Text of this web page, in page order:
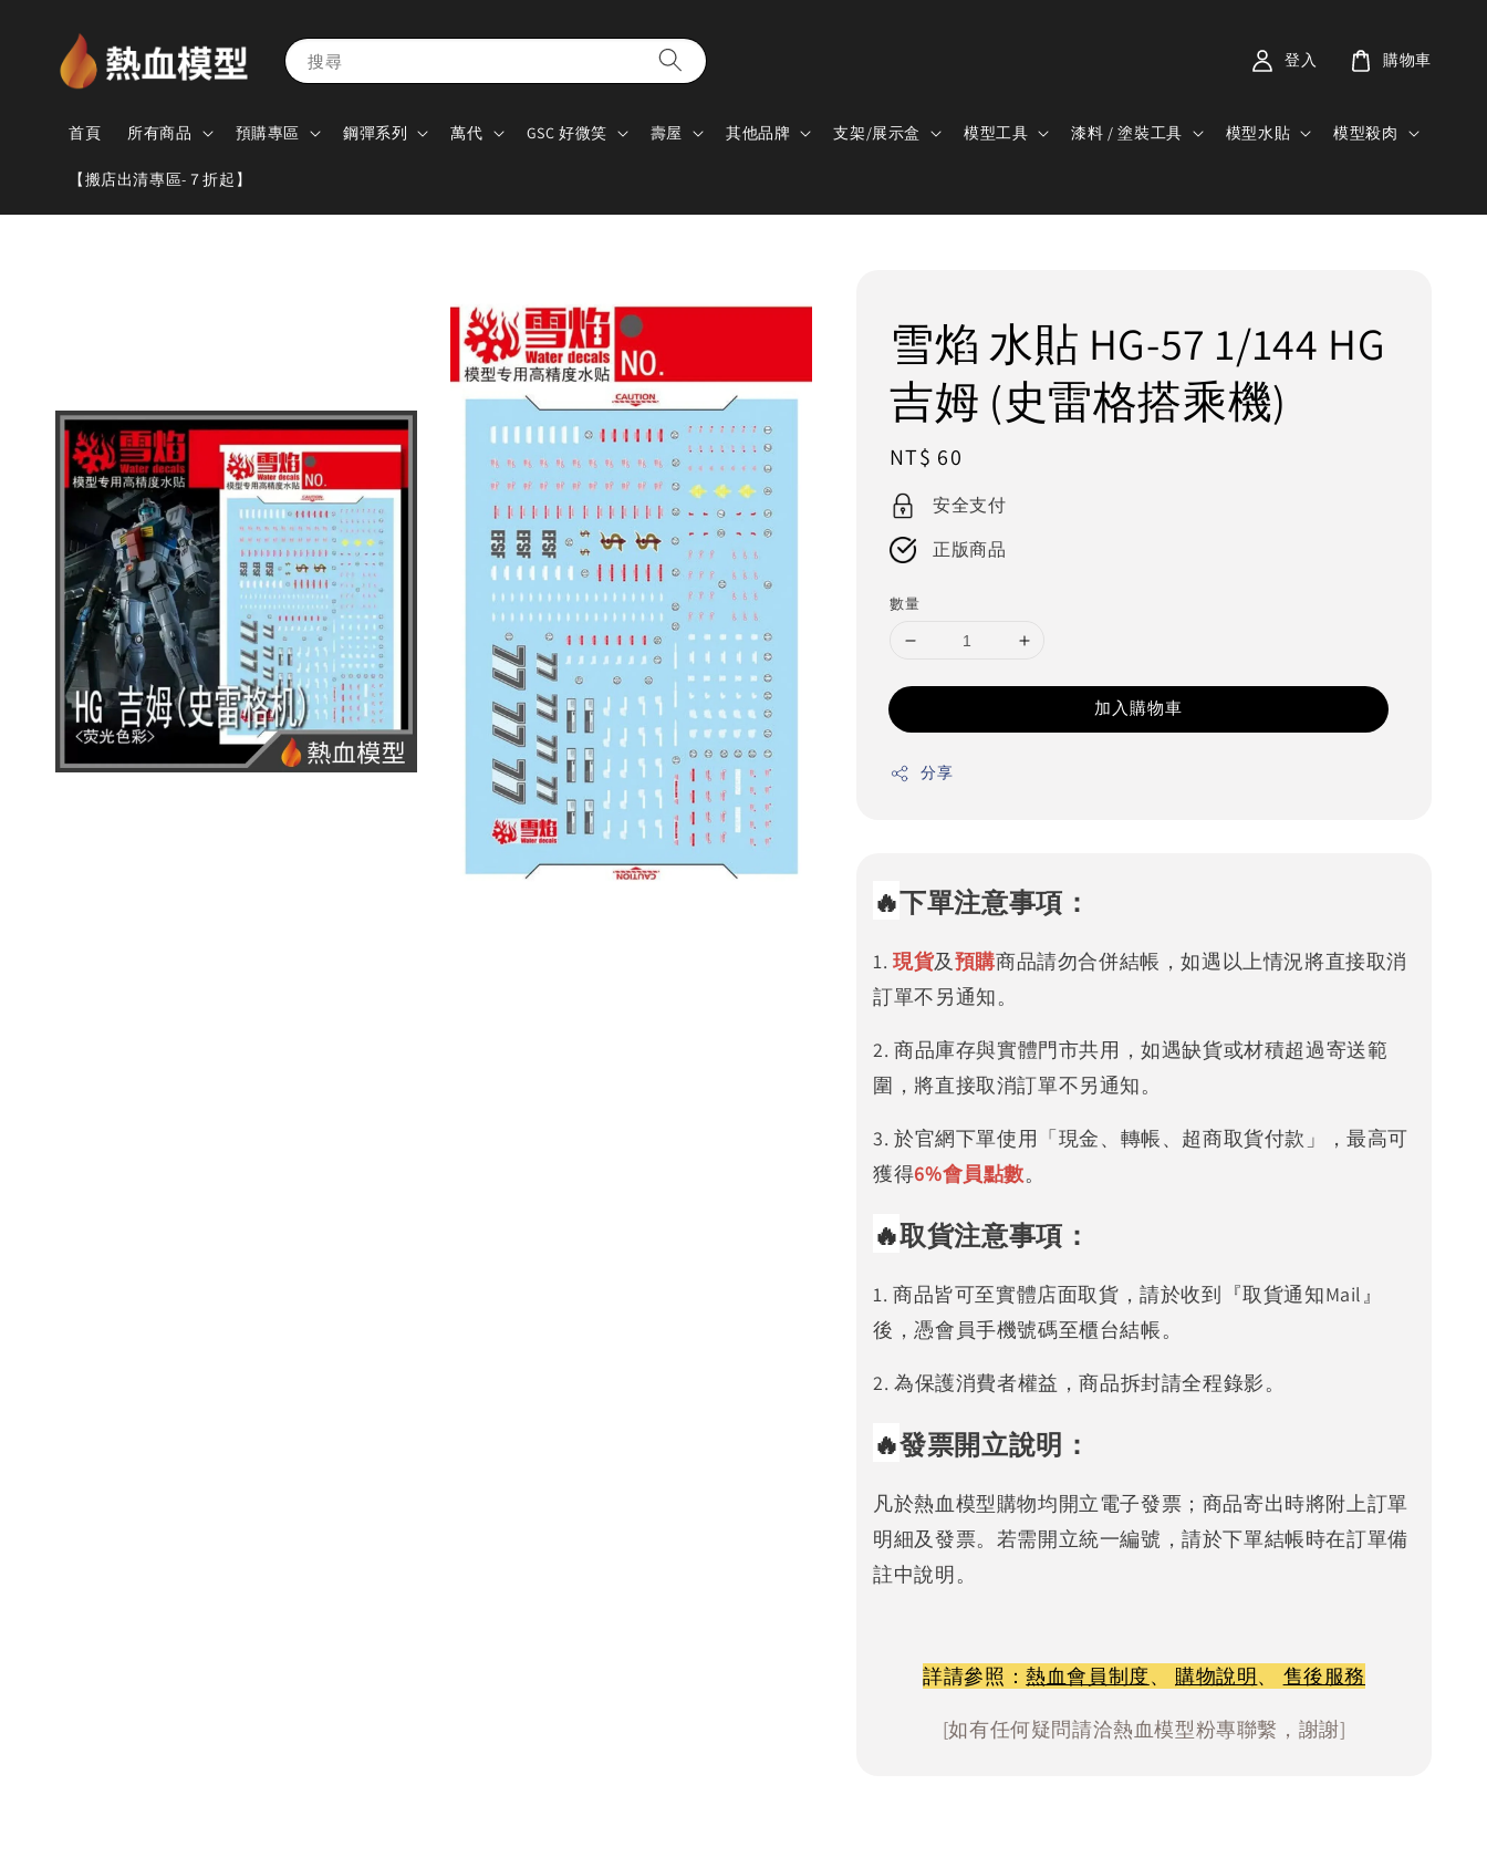
搜尋
首頁 所有商品 預購專區 鋼彈系列 萬代 GSC 好微笑 壽屋 其他品牌 支架/展示盒 模型工具 漆料 / 塗裝工具 模型水貼 模型殺肉
【搬店出清專區-７折起】
登入 購物車
雪焰 水貼 HG-57 1/144 HG
吉姆 (史雷格搭乘機)
Regular
price
NT$ 60
安全支付
正版商品
數量
加入購物車
分享
🔥下單注意事項：
1. 現貨及預購商品請勿合併結帳，如遇以上情況將直接取消
訂單不另通知。
2. 商品庫存與實體門市共用，如遇缺貨或材積超過寄送範
圍，將直接取消訂單不另通知。
3. 於官網下單使用「現金、轉帳、超商取貨付款」，最高可
獲得6%會員點數。
🔥取貨注意事項：
1. 商品皆可至實體店面取貨，請於收到『取貨通知Mail』
後，憑會員手機號碼至櫃台結帳。
2. 為保護消費者權益，商品拆封請全程錄影。
🔥發票開立說明：
凡於熱血模型購物均開立電子發票；商品寄出時將附上訂單
明細及發票。若需開立統一編號，請於下單結帳時在訂單備
註中說明。
詳請參照：熱血會員制度、 購物說明、 售後服務
[如有任何疑問請洽熱血模型粉專聯繫，謝謝]